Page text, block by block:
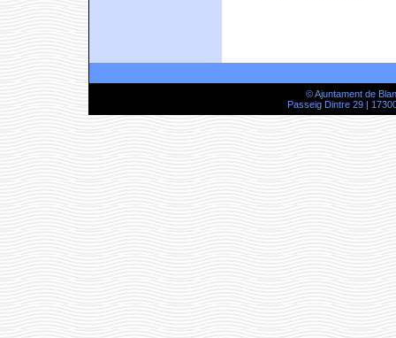
© Ajuntament de
Passeig Dintre 29 |